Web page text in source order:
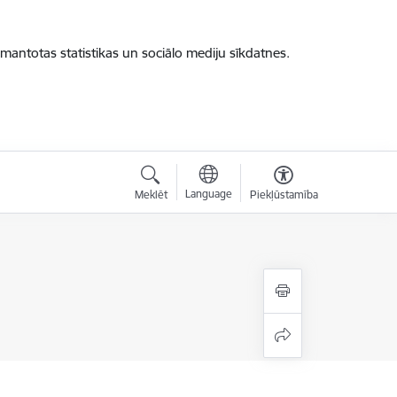
statistikas un sociālo mediju sīkdatnes.
Meklēt Language Piekļūstamība